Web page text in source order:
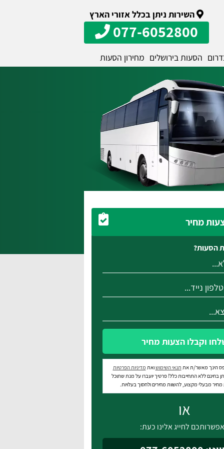
השירות ניתן בכלל אזורי הארץ
077-6052800
הסעות בירושלים מחירון הסעות
הסעות?
וקבלו הצעות מחיר
הינך מאשר/ת את תנאי השימושואת מדיניות הפרטיות
בחינם ללא התחייבות כלל! פרטיך יועברו על מנת שתוכל
מבעלי מקצוע, להשוות מחירים ולחסוך בעלויות.
או
לחייג אלינו כעת: